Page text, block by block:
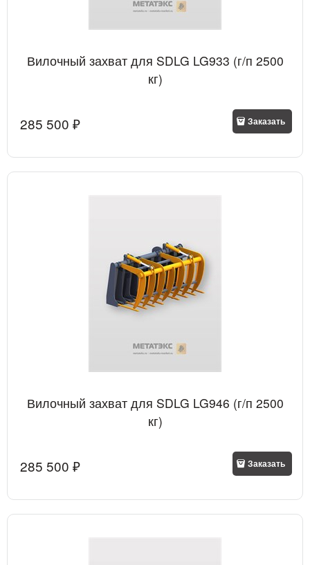
Вилочный захват для SDLG LG933 (г/п 2500
кг)
285 500 ₽ Заказать
Вилочный захват для SDLG LG946 (г/п 2500
кг)
285 500 ₽ Заказать